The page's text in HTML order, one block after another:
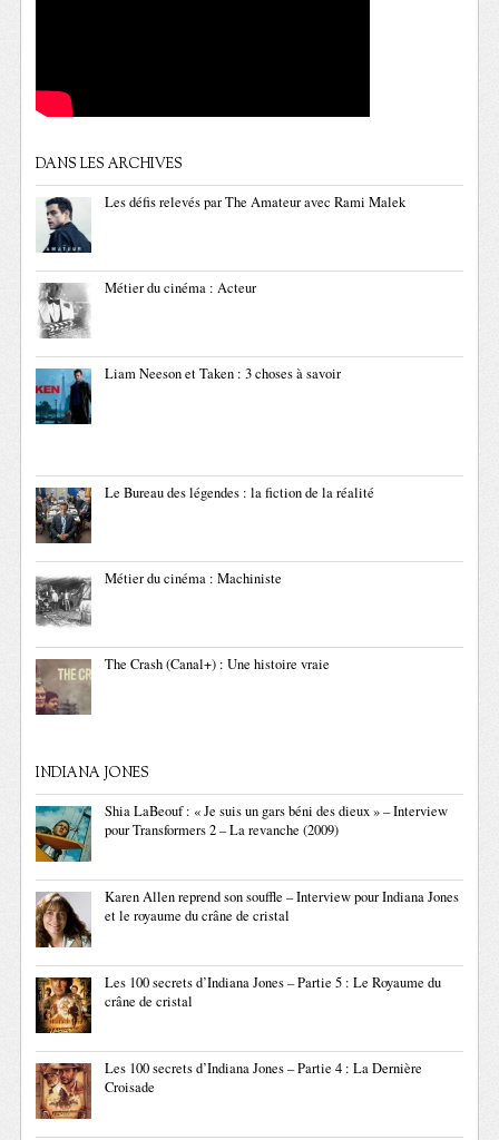
DANS LES ARCHIVES
Les défis relevés par The Amateur avec Rami Malek
Métier du cinéma : Acteur
Liam Neeson et Taken : 3 choses à savoir
Le Bureau des légendes : la fiction de la réalité
Métier du cinéma : Machiniste
The Crash (Canal+) : Une histoire vraie
INDIANA JONES
Shia LaBeouf : « Je suis un gars béni des dieux » – Interview
pour Transformers 2 – La revanche (2009)
Karen Allen reprend son souffle – Interview pour Indiana Jones
et le royaume du crâne de cristal
Les 100 secrets d’Indiana Jones – Partie 5 : Le Royaume du
crâne de cristal
Les 100 secrets d’Indiana Jones – Partie 4 : La Dernière
Croisade